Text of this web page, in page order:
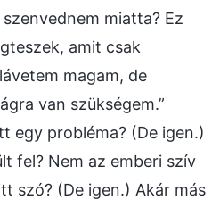
miatta? Ez
amit csak
magam, de
van szükségem.”
egy probléma? (De igen.)
fel? Nem az emberi szív
szó? (De igen.) Akár más